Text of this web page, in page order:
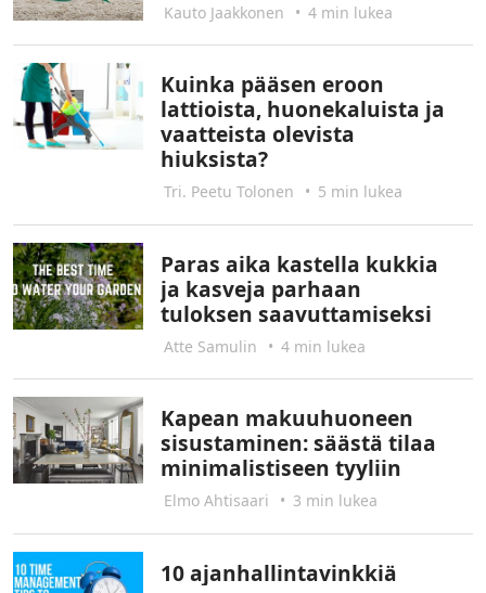
Kauto Jaakkonen • 4 min lukea
Kuinka pääsen eroon
lattioista, huonekaluista ja
vaatteista olevista
hiuksista?
Tri. Peetu Tolonen • 5 min lukea
Paras aika kastella kukkia
ja kasveja parhaan
tuloksen saavuttamiseksi
Atte Samulin • 4 min lukea
Kapean makuuhuoneen
sisustaminen: säästä tilaa
minimalistiseen tyyliin
Elmo Ahtisaari • 3 min lukea
10 ajanhallintavinkkiä